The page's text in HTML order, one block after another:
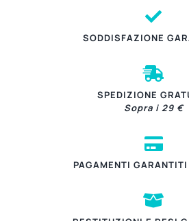
SODDISFAZIONE
SPEDIZIONE
Sopra i 29 €
PAGAMENTI